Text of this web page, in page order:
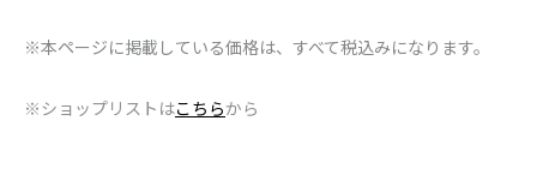
※本ページに掲載している価格は、すべて税込みになります。
※ショップリストはこちらから